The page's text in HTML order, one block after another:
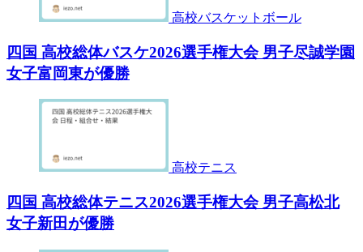
高校バスケットボール
四国 高校総体バスケ2026選手権大会 男子尽誠学園
女子富岡東が優勝
高校テニス
四国 高校総体テニス2026選手権大会 男子高松北
女子新田が優勝